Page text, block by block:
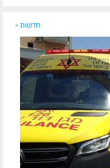
חדשות »